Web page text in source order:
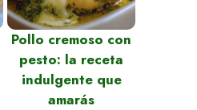
Pollo cremoso con
pesto: la receta
indulgente que
amarás